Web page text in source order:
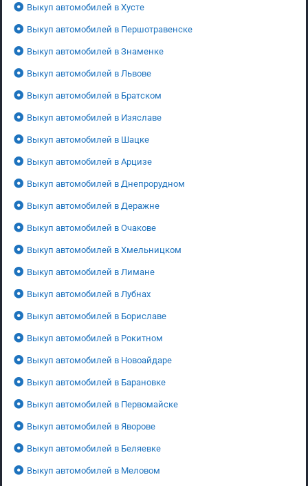
Выкуп автомобилей в Хусте
Выкуп автомобилей в Першотравенске
Выкуп автомобилей в Знаменке
Выкуп автомобилей в Львове
Выкуп автомобилей в Братском
Выкуп автомобилей в Изяславе
Выкуп автомобилей в Шацке
Выкуп автомобилей в Арцизе
Выкуп автомобилей в Днепрорудном
Выкуп автомобилей в Деражне
Выкуп автомобилей в Очакове
Выкуп автомобилей в Хмельницком
Выкуп автомобилей в Лимане
Выкуп автомобилей в Лубнах
Выкуп автомобилей в Бориславе
Выкуп автомобилей в Рокитном
Выкуп автомобилей в Новоайдаре
Выкуп автомобилей в Барановке
Выкуп автомобилей в Первомайске
Выкуп автомобилей в Яворове
Выкуп автомобилей в Беляевке
Выкуп автомобилей в Меловом